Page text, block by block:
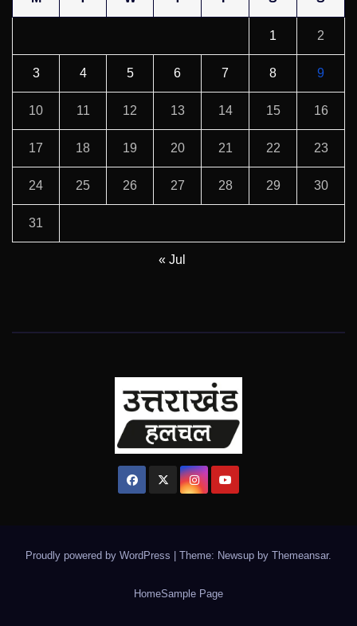
1 2
3 4 5 6 7 8 9
10 11 12 13 14 15 16
17 18 19 20 21 22 23
24 25 26 27 28 29 30
31
« Jul
Proudly powered by WordPress | Theme: Newsup by Themeansar.
HomeSample Page